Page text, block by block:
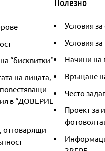
“бисквитки“
на лицата,
в “ДОВЕРИЕ
отговарящи
Полезно
Условия
Условия за
Начини на
Връщане
Често
Проект за